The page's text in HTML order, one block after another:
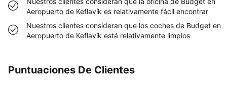
Aeropuerto de Keflavík es relativamente fácil encontrar
Nuestros clientes consideran que los coches de Budget en
Aeropuerto de Keflavík está relativamente limpios
Puntuaciones De Clientes